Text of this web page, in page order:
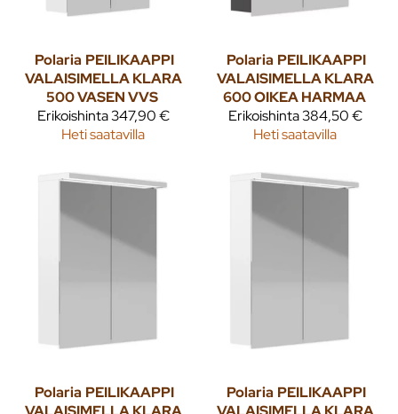
Polaria PEILIKAAPPI
VALAISIMELLA KLARA
500 VASEN VVS
Erikoishinta347,90 €
Heti saatavilla
Polaria PEILIKAAPPI
VALAISIMELLA KLARA
600 OIKEA HARMAA
Erikoishinta384,50 €
Heti saatavilla
Polaria PEILIKAAPPI
Polaria PEILIKAAPPI